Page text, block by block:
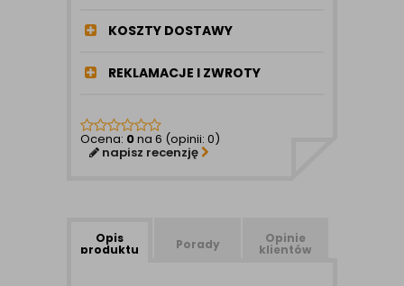
KOSZTY DOSTAWY
REKLAMACJE I ZWROTY
Ocena: 0na 6 (opinii: 0)
napisz recenzję
Opis
produktu Porady Opinie
klientów